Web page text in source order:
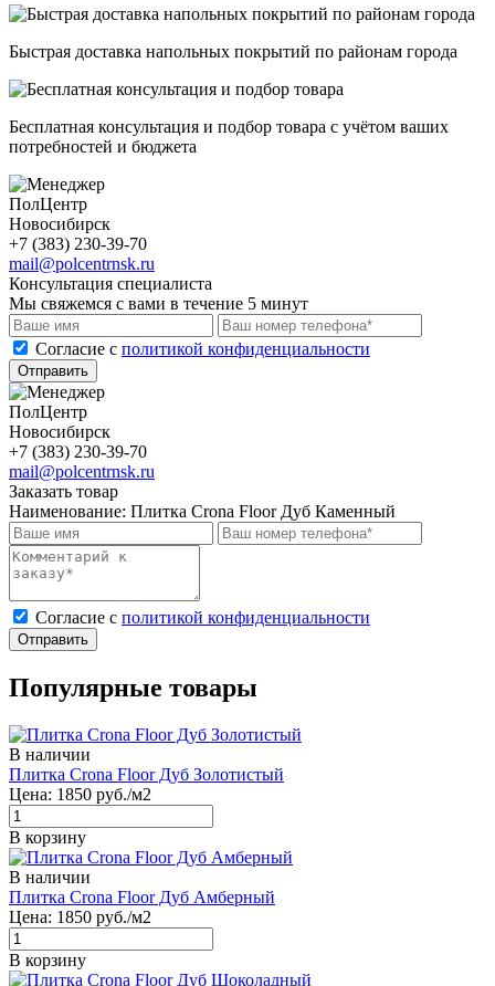
Быстрая доставка напольных покрытий по районам города
Бесплатная консультация и подбор товара с учётом ваших
потребностей и бюджета
ПолЦентр
Новосибирск
+7 (383) 230-39-70
mail@polcentrnsk.ru
Консультация специалиста
Мы свяжемся с вами в течение 5 минут
Cогласие с политикой конфиденциальности
Отправить
ПолЦентр
Новосибирск
+7 (383) 230-39-70
mail@polcentrnsk.ru
Заказать товар
Наименование: Плитка Crona Floor Дуб Каменный
Cогласие с политикой конфиденциальности
Отправить
Популярные товары
В наличии
Плитка Crona Floor Дуб Золотистый
Цена: 1850 руб./м2
В корзину
В наличии
Плитка Crona Floor Дуб Амберный
Цена: 1850 руб./м2
В корзину